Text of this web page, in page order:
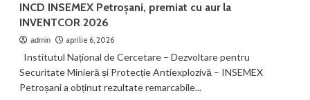
persoane
rănite
într-
un
accident
rutier
produs
INCD INSEMEX Petroșani, premiat cu aur la
INVENTCOR 2026
admin aprilie 6, 2026
Institutul Național de Cercetare – Dezvoltare pentru
Securitate Minieră și Protecție Antiexplozivă – INSEMEX
Petroșani a obținut rezultate remarcabile...